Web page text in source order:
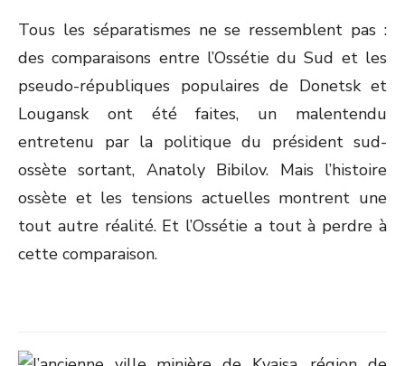
Tous les séparatismes ne se ressemblent pas :
des comparaisons entre l’Ossétie du Sud et les
pseudo-républiques populaires de Donetsk et
Lougansk ont été faites, un malentendu
entretenu par la politique du président sud-
ossète sortant, Anatoly Bibilov. Mais l’histoire
ossète et les tensions actuelles montrent une
tout autre réalité. Et l’Ossétie a tout à perdre à
cette comparaison.